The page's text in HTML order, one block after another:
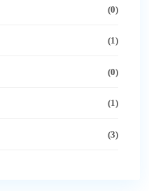
(0)
(1)
(0)
(1)
(3)